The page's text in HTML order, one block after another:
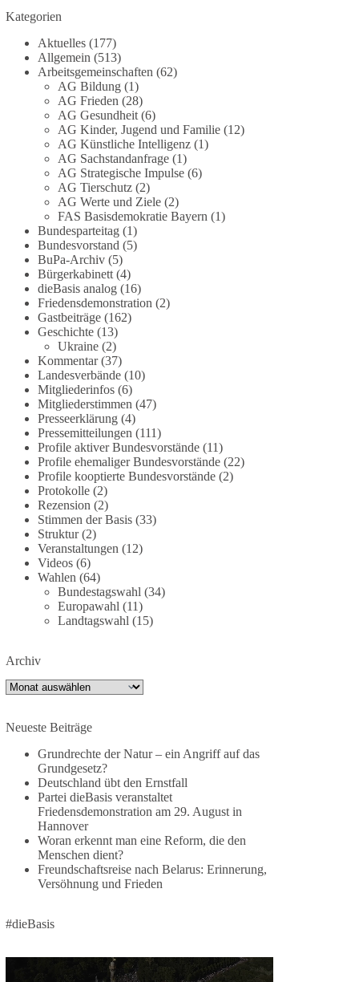
Im Politischen Frühschoppen diskutieren die
Teilnehmer das Verhältnis von Mensch, Natur und
Grundgesetz.
Beitrag der AG Strategische Impulse
Kann die Natur Träger eigener Grundrechte sein?
Oder würde eine solche Entwicklung das
Fundament unseres Grundgesetzes sprengen? Mit
dieser grundsätzlichen Frage beschäftigte sich die
Teilnehmer des Politischen Frühschoppens der
AG Strategische Impulse am 19. Juli 2026.
Referent Frank Bothmann stellte die These auf,
dass die derzeit in Teilen der Umweltbewegung
diskutierten „Grundrechte der Natur“ weit über
klassischen Naturschutz hinausreichen und
grundlegende Fragen zum Menschenbild, zum
Rechtsstaat und zur Demokratie aufwerfen. [...]
👉 Hier weiterlesen:https://diebasis-
partei.de/2026/07/grundrechte-der-natur-ein-
angriff-auf-das-grundgesetz/
🟩🟩🟦🟦🟥🟥🟧🟧
Es ging weniger um fertige Antworten als um eine
Debatte darüber, wie Freiheit, Verantwortung,
Naturschutz und Grundrechte in einer
demokratischen Gesellschaft künftig miteinander
in Einklang gebracht werden können.
#dieBasis #natur #grundrechte
#demokratie
1 Tag zuvor
Jetzt dieBasis Sachsen-Anhalt unterstützen!
Die Landtagswahl 2026 in Sachsen-Anhalt findet
am 6. September statt. Die Inhalte stehen – jetzt
müssen sie gesehen, geteilt und diskutiert werden.
Folge unseren Kanälen:
Facebook:
https://www.facebook.com/groups/diebasissachse
nanhalt/
Instragram:
halt/
https://www.tiktok.com/@diebasis_sachsenanhalt
https://x.com/DieBasisLSA
Kategorien
Aktuelles(177)
Allgemein (513)
Arbeitsgemeinschaften (62)
AG Bildung(1)
AG Frieden (28)
AG Gesundheit(6)
AG Kinder, Jugend und Familie(12)
AG Künstliche Intelligenz(1)
AG Sachstandanfrage(1)
AG Strategische Impulse(6)
AG Tierschutz(2)
AG Werte und Ziele(2)
FAS Basisdemokratie Bayern (1)
Bundesparteitag(1)
Bundesvorstand (5)
BuPa-Archiv(5)
Bürgerkabinett(4)
dieBasis analog(16)
Friedensdemonstration (2)
Gastbeiträge(162)
Geschichte(13)
Ukraine(2)
Kommentar(37)
Landesverbände(10)
Mitgliederinfos(6)
Mitgliederstimmen (47)
Presseerklärung(4)
Pressemitteilungen (111)
Profile aktiver Bundesvorstände(11)
Profile ehemaliger Bundesvorstände(22)
Profile kooptierte Bundesvorstände(2)
Protokolle(2)
Rezension (2)
Stimmen der Basis(33)
Struktur(2)
Veranstaltungen (12)
Videos(6)
Wahlen (64)
Bundestagswahl (34)
Europawahl (11)
Landtagswahl (15)
Archiv
Archiv
Neueste Beiträge
Grundrechte der Natur – ein Angriff auf das
Grundgesetz?
Deutschland übt den Ernstfall
Partei dieBasis veranstaltet
Friedensdemonstration am 29. August in
Hannover
Woran erkennt man eine Reform, die den
Menschen dient?
Freundschaftsreise nach Belarus: Erinnerung,
Versöhnung und Frieden
#dieBasis